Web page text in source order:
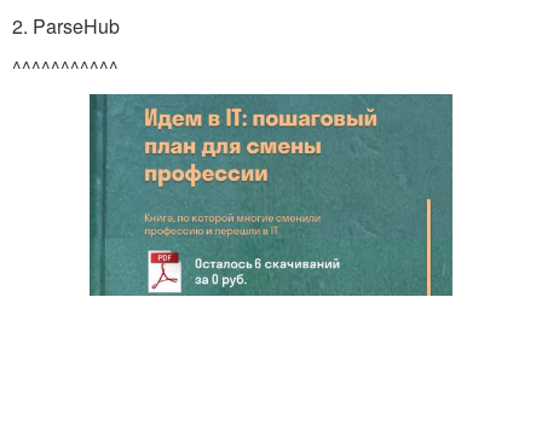
2. ParseHub
^^^^^^^^^^^